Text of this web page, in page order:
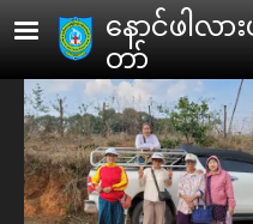
Skip to main content
ေနာင်ဖါလ
တာ်